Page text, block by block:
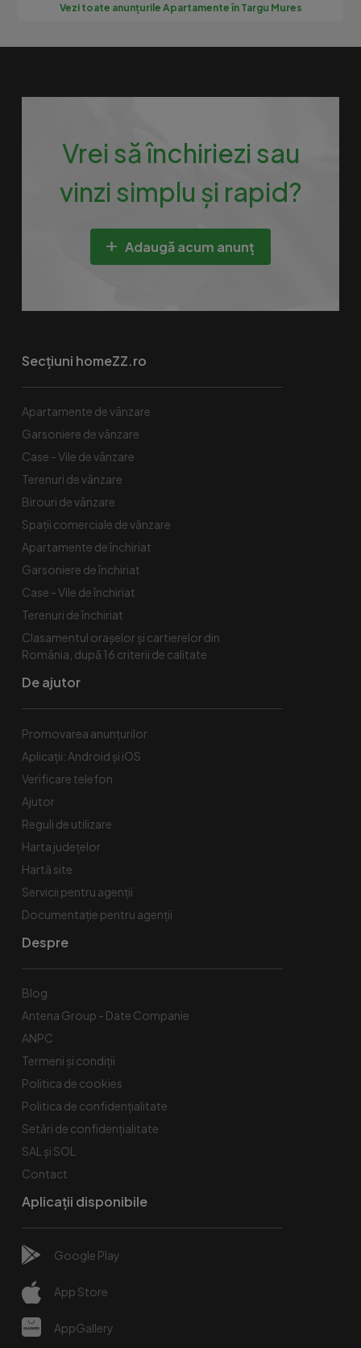
Vezi toate anunțurile Apartamente în Targu Mures
Vrei să închiriezi sau
vinzi simplu și rapid?
Adaugă acum anunț
Secțiuni homeZZ.ro
Apartamente de vânzare
Garsoniere de vânzare
Case - Vile de vânzare
Terenuri de vânzare
Birouri de vânzare
Spaţii comerciale de vânzare
Apartamente de închiriat
Garsoniere de închiriat
Case - Vile de închiriat
Terenuri de închiriat
Clasamentul orașelor și cartierelor din
România, după 16 criterii de calitate
De ajutor
Promovarea anunțurilor
Aplicații: Android și iOS
Verificare telefon
Ajutor
Reguli de utilizare
Harta județelor
Hartă site
Servicii pentru agenții
Documentație pentru agenții
Despre
Blog
Antena Group - Date Companie
ANPC
Termeni și condiții
Politica de cookies
Politica de confidențialitate
Setări de confidențialitate
SAL și SOL
Contact
Aplicații disponibile
Google Play
App Store
AppGallery